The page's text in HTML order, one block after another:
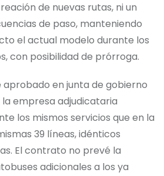
de nuevas rutas, ni un
de paso, manteniendo
el actual modelo durante los
con posibilidad de prórroga.
aprobado en junta de gobierno
empresa adjudicataria
los mismos servicios que en la
39 líneas, idénticos
El contrato no prevé la
adicionales a los ya